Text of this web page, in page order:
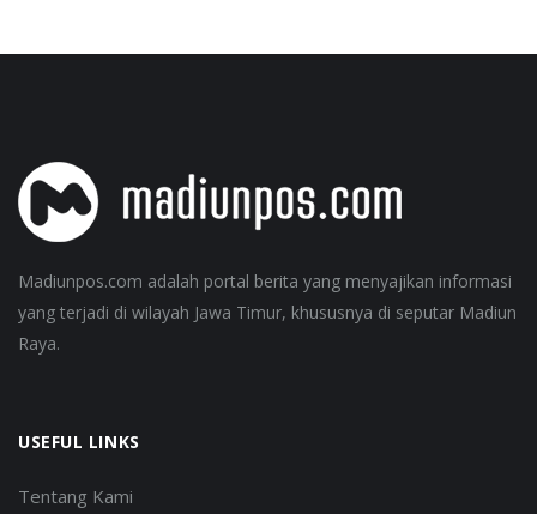
Madiunpos.com adalah portal berita yang menyajikan informasi
yang terjadi di wilayah Jawa Timur, khususnya di seputar Madiun
Raya.
USEFUL LINKS
Tentang Kami